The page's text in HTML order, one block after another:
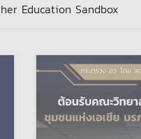
Education Sandbox